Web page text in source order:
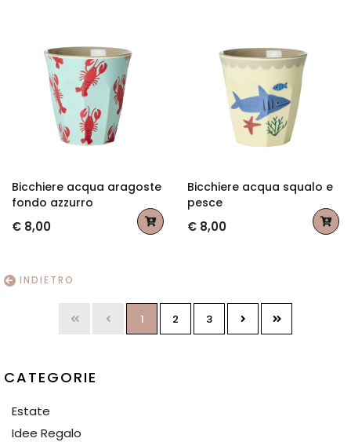
Bicchiere acqua aragoste
fondo azzurro
€ 8,00
Bicchiere acqua squalo e
pesce
€ 8,00
INDIETRO
1 2 3
CATEGORIE
Estate
Idee Regalo